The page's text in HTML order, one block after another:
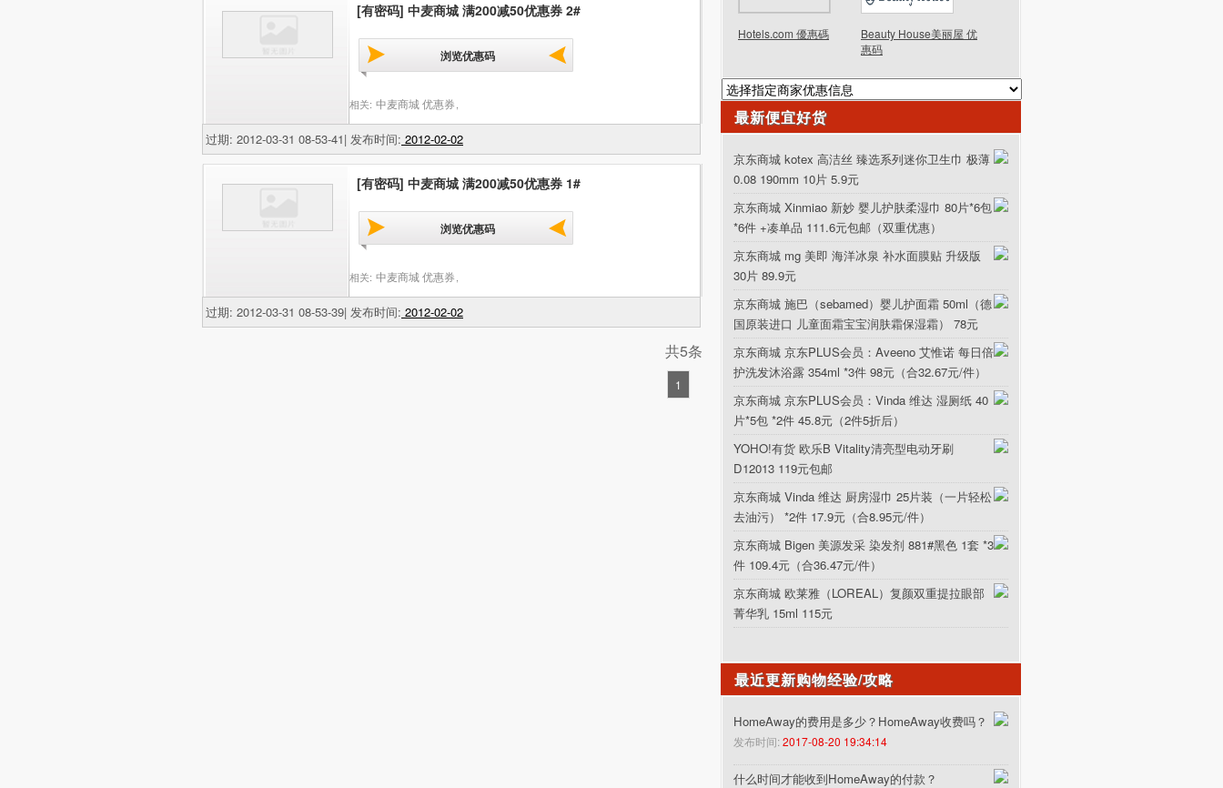
[有密码] 中麦商城 满200减50优惠券 2#
浏览优惠码
相关: 中麦商城 优惠券
过期: 2012-03-31 08-53-41| 发布时间: 2012-02-02
[有密码] 中麦商城 满200减50优惠券 1#
浏览优惠码
相关: 中麦商城 优惠券
过期: 2012-03-31 08-53-39| 发布时间: 2012-02-02
共5条
1
Hotels.com 優惠碼
Beauty House美丽屋 优
惠码
最新便宜好货
京东商城 kotex 高洁丝 臻选系列迷你卫生巾 极薄
0.08 190mm 10片 5.9元
京东商城 Xinmiao 新妙 婴儿护肤柔湿巾 80片*6包
*6件 +凑单品 111.6元包邮（双重优惠）
京东商城 mg 美即 海洋冰泉 补水面膜贴 升级版
30片 89.9元
京东商城 施巴（sebamed）婴儿护面霜 50ml（德
国原装进口 儿童面霜宝宝润肤霜保湿霜） 78元
京东商城 京东PLUS会员：Aveeno 艾惟诺 每日倍
护洗发沐浴露 354ml *3件 98元（合32.67元/件）
京东商城 京东PLUS会员：Vinda 维达 湿厕纸 40
片*5包 *2件 45.8元（2件5折后）
YOHO!有货 欧乐B Vitality清亮型电动牙刷
D12013 119元包邮
京东商城 Vinda 维达 厨房湿巾 25片装（一片轻松
去油污） *2件 17.9元（合8.95元/件）
京东商城 Bigen 美源发采 染发剂 881#黑色 1套 *3
件 109.4元（合36.47元/件）
京东商城 欧莱雅（LOREAL）复颜双重提拉眼部
菁华乳 15ml 115元
最近更新购物经验/攻略
HomeAway的费用是多少？HomeAway收费吗？
发布时间: 2017-08-20 19:34:14
什么时间才能收到HomeAway的付款？